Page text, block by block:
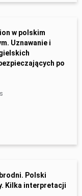
w polskim
Uznawanie i
po
Polski
Kilka interpretacji